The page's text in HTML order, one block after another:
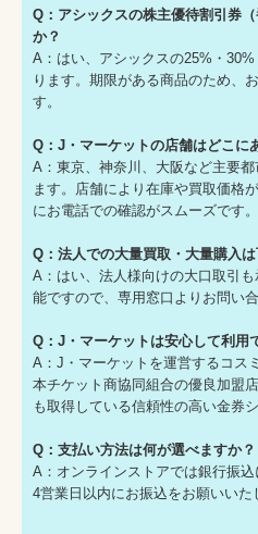
Q：アシックスの株主優待割引券
か？
A：はい、アシックスの25%・
ります。期限がある商品のため、
す。
Q：J・マーケットの店舗はどこに
A：東京、神奈川、大阪など主要
ます。店舗により在庫や買取価格
にお電話での確認がスムーズです。
Q：法人での大量買取・大量購入は
A：はい、法人様向けの大口取引
能ですので、専用窓口よりお問い
Q：J・マーケットは安心して利用
A：J・マーケットを運営するコス
本チケット商協同組合の優良加盟
も取得している信頼性の高い金券シ
Q：支払い方法は何が選べますか？
A：オンラインストアでは銀行振
4営業日以内にお振込をお願いいた